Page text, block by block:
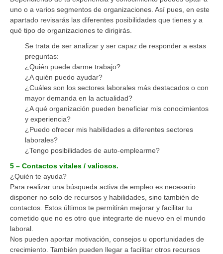
uno o a varios segmentos de organizaciones. Así pues, en este
apartado revisarás las diferentes posibilidades que tienes y a
qué tipo de organizaciones te dirigirás.
Se trata de ser analizar y ser capaz de responder a estas
preguntas:
¿Quién puede darme trabajo?
¿A quién puedo ayudar?
¿Cuáles son los sectores laborales más destacados o con
mayor demanda en la actualidad?
¿A qué organización pueden beneficiar mis conocimientos
y experiencia?
¿Puedo ofrecer mis habilidades a diferentes sectores
laborales?
¿Tengo posibilidades de auto-emplearme?
5 – Contactos vitales / valiosos.
¿Quién te ayuda?
Para realizar una búsqueda activa de empleo es necesario
disponer no solo de recursos y habilidades, sino también de
contactos. Estos últimos te permitirán mejorar y facilitar tu
cometido que no es otro que integrarte de nuevo en el mundo
laboral.
Nos pueden aportar motivación, consejos u oportunidades de
crecimiento. También pueden llegar a facilitar otros recursos